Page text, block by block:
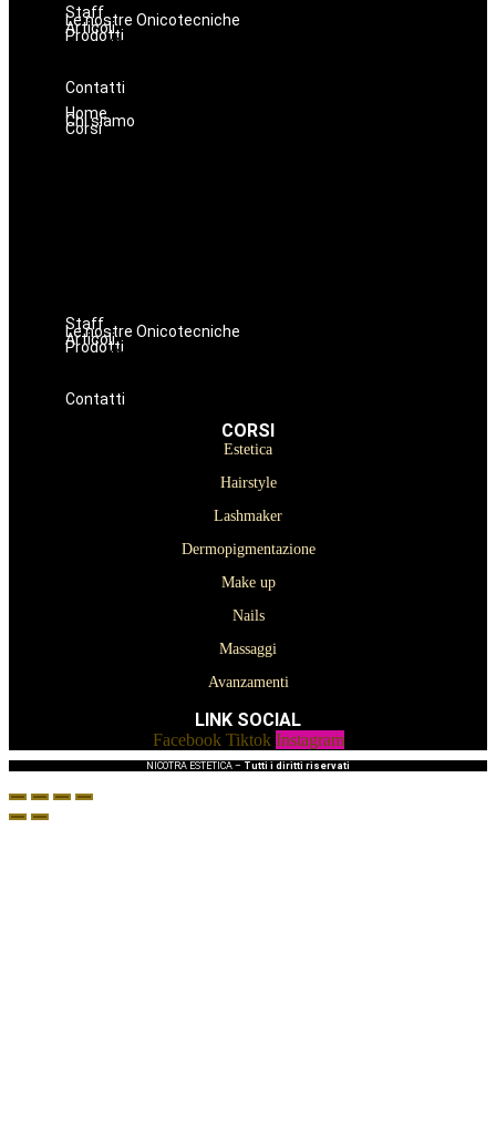
Staff
Le nostre Onicotecniche
Articoli
ProdottiOniconails
Prodotti per ricostruzione unghie
Contatti
Home
Chi siamo
Corsi
Staff
Le nostre Onicotecniche
Articoli
ProdottiOniconails
Prodotti per ricostruzione unghie
Contatti
CORSI
Estetica
Hairstyle
Lashmaker
Dermopigmentazione
Make up
Nails
Massaggi
Avanzamenti
LINK SOCIAL
Facebook Tiktok Instagram
NICOTRA ESTETICA – Tutti i diritti riservati